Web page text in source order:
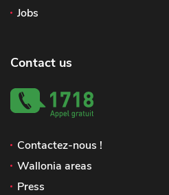
Jobs
Contact us
Contactez-nous !
Wallonia areas
Press